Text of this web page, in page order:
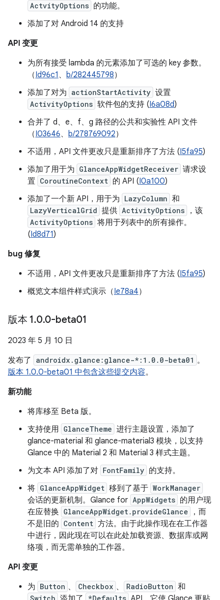
ActvityOptions 的功能。
添加了对 Android 14 的支持
API 变更
为所有接受 lambda 的元素添加了可选的 key 参数。
（Id96c1 、 b/282445798）
添加了对为 actionStartActivity 设置
ActivityOptions 软件包的支持 (I6a08d)
合并了 d、e、f、g 路径的公共和实验性 API 文件
（I03646、 b/278769092）
不适用，API 文件更改只是重新排序了方法 (I5fa95)
添加了用于为 GlanceAppWidgetReceiver 请求设
置 CoroutineContext 的 API (I0a100)
添加了一个新 API，用于为 LazyColumn 和
LazyVerticalGrid 提供 ActivityOptions ，该
ActivityOptions 将用于列表中的所有操作。
(Id8d71)
bug 修复
不适用，API 文件更改只是重新排序了方法 (I5fa95)
概览文本组件样式演示（Ie78a4）
版本 1.0.0-beta01
2023 年 5 月 10 日
发布了
androidx.glance:glance-*:1.0.0-beta01 。
版本 1.0.0-beta01 中包含这些提交内容。
新功能
将库移至 Beta 版。
支持使用 GlanceTheme 进行主题设置，添加了
glance-material 和 glance-material3 模块，以支持
Glance 中的 Material 2 和 Material 3 样式主题。
为文本 API 添加了对 FontFamily 的支持。
将 GlanceAppWidget 移到了基于 WorkManager
会话的更新机制。Glance for AppWidgets 的用户现
在应替换 GlanceAppWidget.provideGlance
，而
不是旧的 Content 方法。由于此操作现在在工作器
中进行，因此现在可以在此处加载资源、数据库或网
络项，而无需单独的工作器。
API 变更
为 Button 、 Checkbox 、 RadioButton 和